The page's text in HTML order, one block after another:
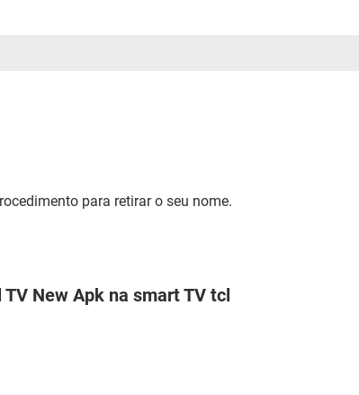
para retirar o seu nome.
New Apk na smart TV tcl